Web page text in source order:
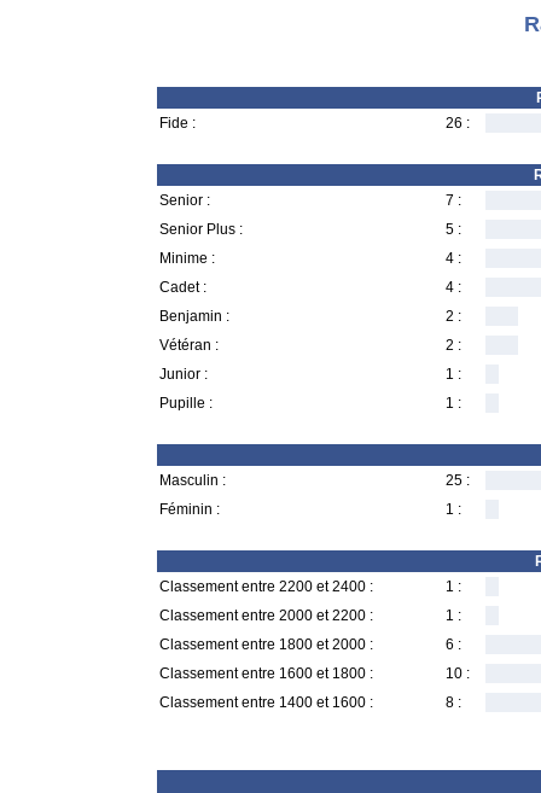
Fide :
26 :
Senior :
7 :
Senior Plus :
5 :
Minime :
4 :
Cadet :
4 :
Benjamin :
2 :
Vétéran :
2 :
Junior :
1 :
Pupille :
1 :
Masculin :
25 :
Féminin :
1 :
Classement entre 2200 et 2400 :
1 :
Classement entre 2000 et 2200 :
1 :
Classement entre 1800 et 2000 :
6 :
Classement entre 1600 et 1800 :
10 :
Classement entre 1400 et 1600 :
8 :